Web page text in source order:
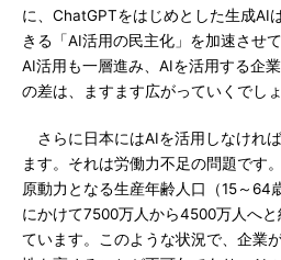
に、ChatGPTをはじめとした生成AI
きる「AI活用の民主化」を加速させ
AI活用も一層進み、AIを活用する企
の差は、ますます広がっていくでしょ
さらに日本にはAIを活用しなけれ
ます。それは労働力不足の問題です
原動力となる生産年齢人口（15～64
にかけて7500万人から4500万人へ
ています。このような状況で、企業